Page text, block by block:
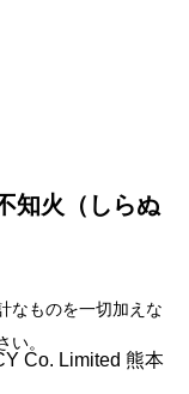
知火（しらぬ
なものを一切加えな
。
Co. Limited 熊本